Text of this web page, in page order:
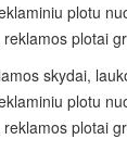
plotu
plotai
skydai,
plotu
plotai